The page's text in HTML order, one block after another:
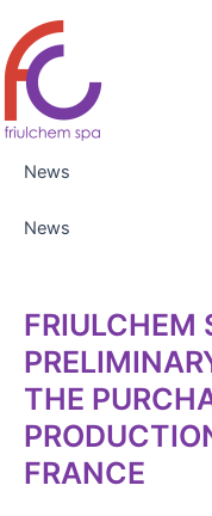
contenuto
News
News
FRIULCHEM
THE
FRANCE